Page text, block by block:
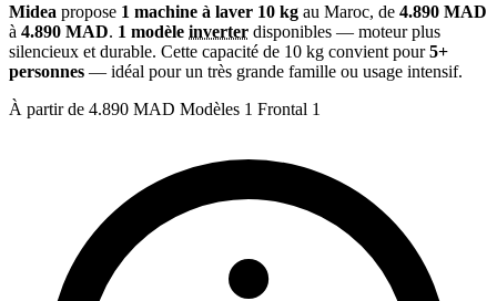
Midea propose 1 machine à laver 10 kg au Maroc, de 4.890 MAD
à 4.890 MAD. 1 modèle inverter disponibles — moteur plus
silencieux et durable. Cette capacité de 10 kg convient pour5+
personnes — idéal pour un très grande famille ou usage intensif.
À partir de 4.890 MAD Modèles 1 Frontal 1